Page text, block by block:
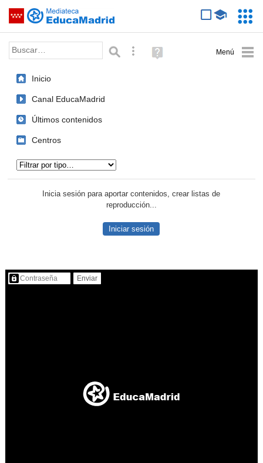
Saltar navegación
Palabra o frase: Búsqueda avanzada
Ayuda
(en
Inicio
Canal EducaMadrid
Últimos contenidos
Centros
Inicia sesión para aportar contenidos, crear listas de
reproducción...
Iniciar sesión
Contenido protegido…